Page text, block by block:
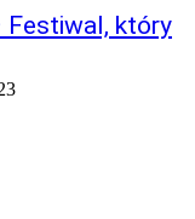
Festiwal, który